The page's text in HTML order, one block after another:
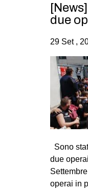
due
29 Set ,
Sono
due
operai in